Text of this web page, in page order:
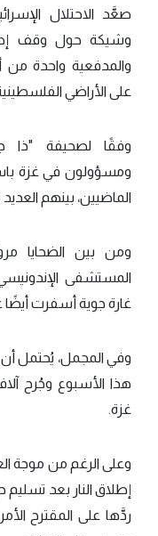
صعَّد الاحتلال
وشيكة حول وقف
والمدفعية واحدة
على الأراضي
وفقًا لصحيفة "ذا
الماضيين، بينهم
ومن بين الضحايا
المستشفى
غارة جوية أسفرت
هذا الأسبوع وجُرح
غزة.
وعلى الرغم من موجة
إطلاق النار بعد
ردَّها على المقترح